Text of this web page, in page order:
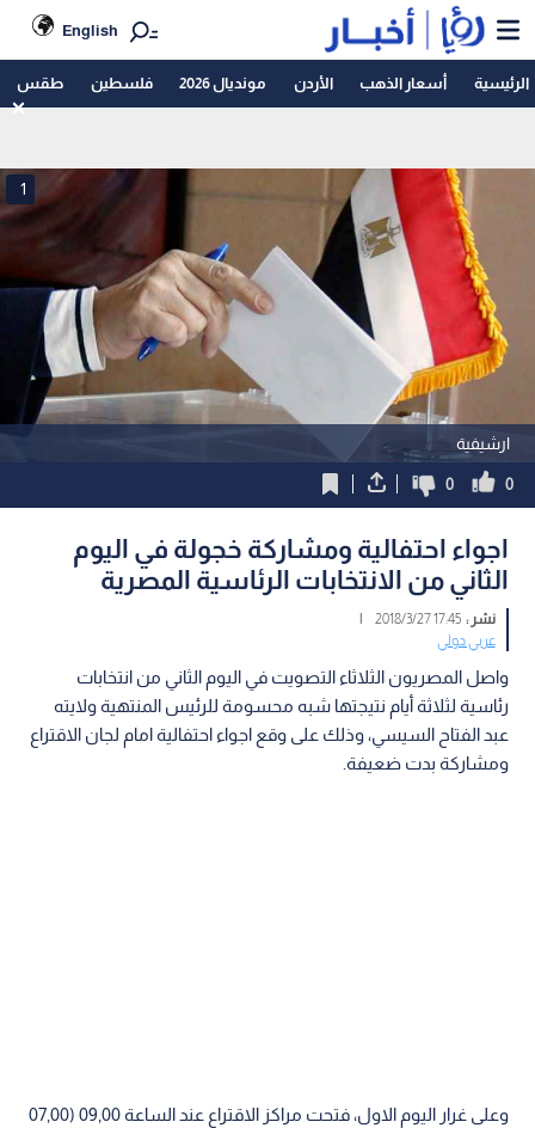
English
الرئيسية أسعار الذهب الأردن مونديال 2026 فلسطين طقس
ارشيفية
1
0
0
اجواء احتفالية ومشاركة خجولة في اليوم
الثاني من الانتخابات الرئاسية المصرية
نشر :17:45 2018/3/27
|
عربي دولي
واصل المصريون الثلاثاء التصويت في اليوم الثاني من انتخابات
رئاسية لثلاثة أيام نتيجتها شبه محسومة للرئيس المنتهية ولايته
عبد الفتاح السيسي، وذلك على وقع اجواء احتفالية امام لجان الاقتراع
ومشاركة بدت ضعيفة.
وعلى غرار اليوم الاول، فتحت مراكز الاقتراع عند الساعة 09,00 (07,00